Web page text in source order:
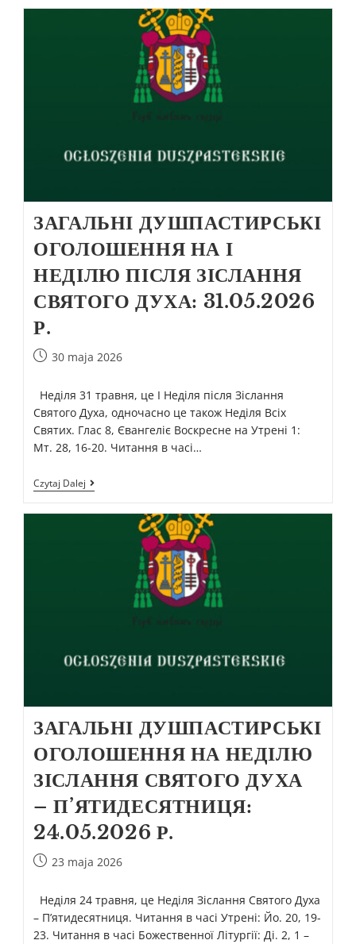
ЗАГАЛЬНІ ДУШПАСТИРСЬКІ
ОГОЛОШЕННЯ НА І
НЕДІЛЮ ПІСЛЯ ЗІСЛАННЯ
СВЯТОГО ДУХА: 31.05.2026
Р.
30 maja 2026
Неділя 31 травня, це І Неділя після Зіслання
Святого Духа, одночасно це також Неділя Всіх
Святих. Глас 8, Євангеліє Воскресне на Утрені 1:
Мт. 28, 16-20. Читання в часі…
Czytaj Dalej
ЗАГАЛЬНІ ДУШПАСТИРСЬКІ
ОГОЛОШЕННЯ НА НЕДІЛЮ
ЗІСЛАННЯ СВЯТОГО ДУХА
– П’ЯТИДЕСЯТНИЦЯ:
24.05.2026 Р.
23 maja 2026
Неділя 24 травня, це Неділя Зіслання Святого Духа
– П’ятидесятниця. Читання в часі Утрені: Йо. 20, 19-
23. Читання в часі Божественної Літургії: Ді. 2, 1 –